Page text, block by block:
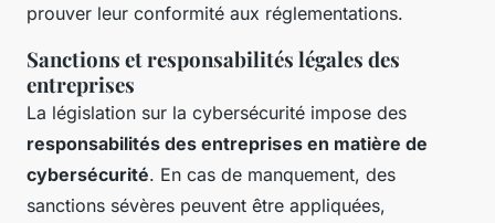
prouver leur conformité aux réglementations.
Sanctions et responsabilités légales des
entreprises
La législation sur la cybersécurité impose des
responsabilités des entreprises en matière de
cybersécurité. En cas de manquement, des
sanctions sévères peuvent être appliquées,